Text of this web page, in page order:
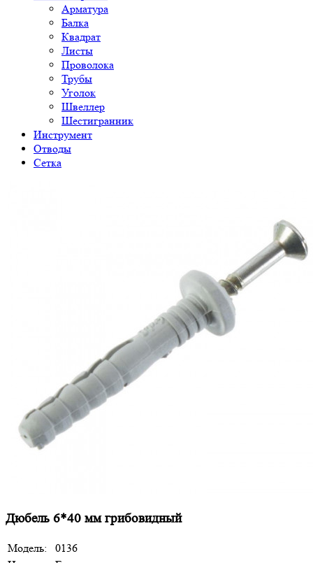
Арматура
Балка
Квадрат
Листы
Проволока
Трубы
Уголок
Швеллер
Шестигранник
Инструмент
Отводы
Сетка
Дюбель 6*40 мм грибовидный
Модель:
0136